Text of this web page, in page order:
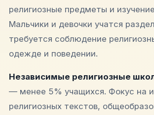
религиозные предметы и
Мальчики и девочки учатся
требуется соблюдение
одежде и поведении.​
Независимые религиозные
— менее 5% учащихся. Фокус на
религиозных текстов,